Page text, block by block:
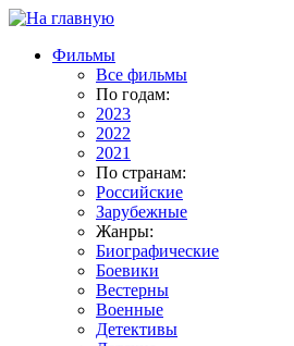
Фильмы
Все фильмы
По годам:
2023
2022
2021
По странам:
Российские
Зарубежные
Жанры:
Биографические
Боевики
Вестерны
Военные
Детективы